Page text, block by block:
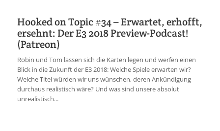
Hooked on Topic #34 – Erwartet, erhofft,
ersehnt: Der E3 2018 Preview-Podcast!
(Patreon)
Robin und Tom lassen sich die Karten legen und werfen einen
Blick in die Zukunft der E3 2018: Welche Spiele erwarten wir?
Welche Titel würden wir uns wünschen, deren Ankündigung
durchaus realistisch wäre? Und was sind unsere absolut
unrealistisch...